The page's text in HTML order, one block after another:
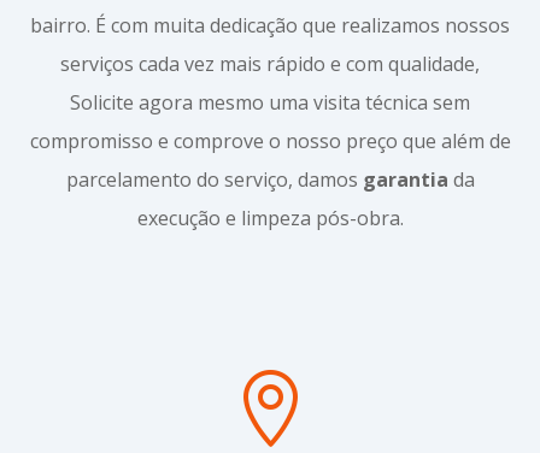
bairro. É com muita dedicação que realizamos nossos
serviços cada vez mais rápido e com qualidade,
Solicite agora mesmo uma visita técnica sem
compromisso e comprove o nosso preço que além de
parcelamento do serviço, damos garantia da
execução e limpeza pós-obra.
